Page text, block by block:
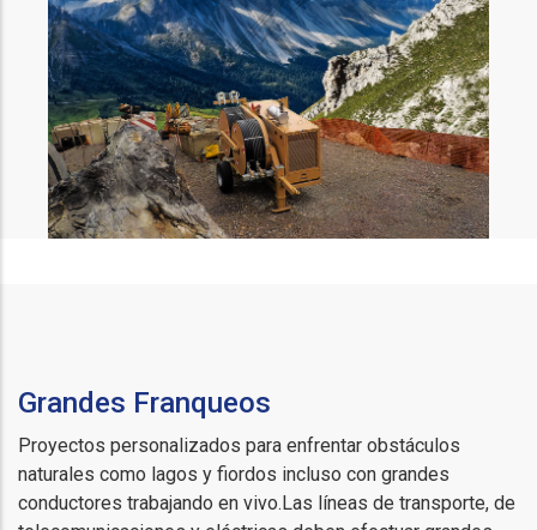
Grandes Franqueos
Proyectos personalizados para enfrentar obstáculos
naturales como lagos y fiordos incluso con grandes
conductores trabajando en vivo.Las líneas de transporte, de